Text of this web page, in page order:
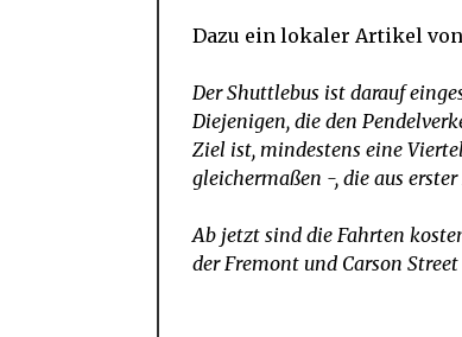
Dazu ein lokaler Artikel von
Der Shuttlebus ist darauf
Diejenigen, die den
Ziel ist, mindestens eine
gleichermaßen -, die aus
Ab jetzt sind die Fahrten
der Fremont und Carson